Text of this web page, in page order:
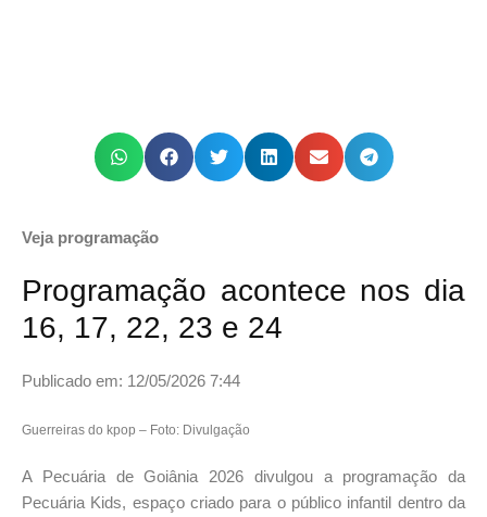
Veja programação
Programação acontece nos dia
16, 17, 22, 23 e 24
Publicado em: 12/05/2026 7:44
Guerreiras do kpop – Foto: Divulgação
A Pecuária de Goiânia 2026 divulgou a programação da
Pecuária Kids, espaço criado para o público infantil dentro da